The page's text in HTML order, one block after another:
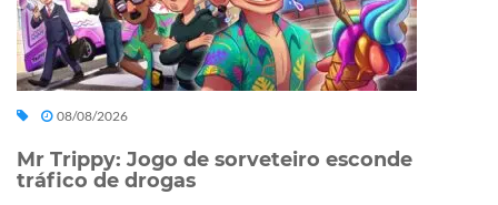
08/08/2026
Mr Trippy: Jogo de sorveteiro esconde
tráfico de drogas